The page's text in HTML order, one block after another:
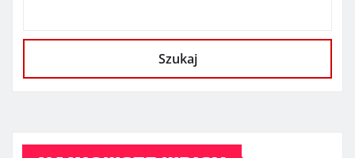
Szukaj